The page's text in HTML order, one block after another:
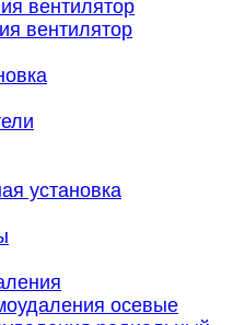
вентилятор
вентилятор
установка
осевые